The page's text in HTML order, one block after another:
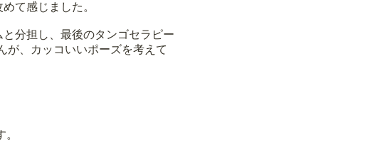
て感じました。
分担し、最後のタンゴセラピー
が、カッコいいポーズを考えて